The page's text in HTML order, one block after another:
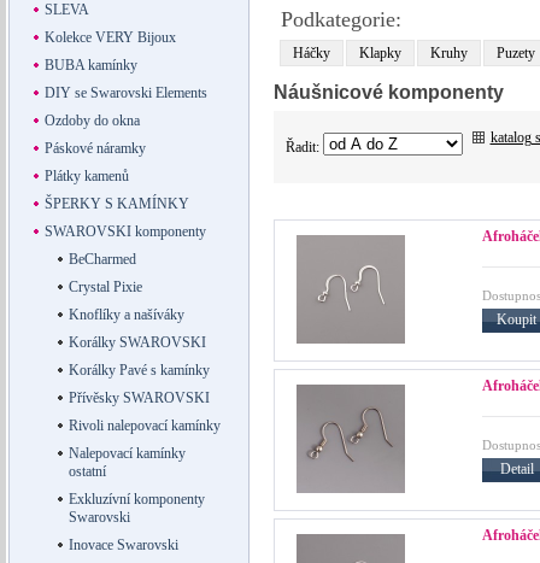
SLEVA
Kolekce VERY Bijoux
BUBA kamínky
DIY se Swarovski Elements
Ozdoby do okna
Páskové náramky
Plátky kamenů
ŠPERKY S KAMÍNKY
SWAROVSKI komponenty
BeCharmed
Crystal Pixie
Knoflíky a našíváky
Korálky SWAROVSKI
Korálky Pavé s kamínky
Přívěsky SWAROVSKI
Rivoli nalepovací kamínky
Nalepovací kamínky
ostatní
Exkluzívní komponenty
Swarovski
Inovace Swarovski
Podkategorie:
Háčky Klapky Kruhy Puzety
Náušnicové komponenty
Řadit:
katalog
Koupit
Detail